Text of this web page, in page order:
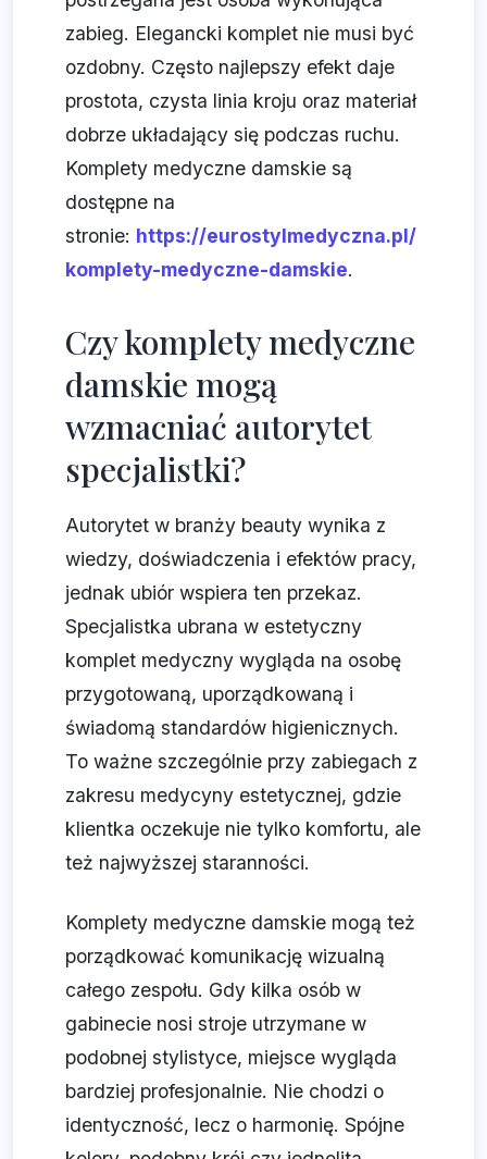
zabieg. Elegancki komplet nie musi być
ozdobny. Często najlepszy efekt daje
prostota, czysta linia kroju oraz materiał
dobrze układający się podczas ruchu.
Komplety medyczne damskie są
dostępne na
stronie: https://eurostylmedyczna.pl/
komplety-medyczne-damskie.
Czy komplety medyczne
damskie mogą
wzmacniać autorytet
specjalistki?
Autorytet w branży beauty wynika z
wiedzy, doświadczenia i efektów pracy,
jednak ubiór wspiera ten przekaz.
Specjalistka ubrana w estetyczny
komplet medyczny wygląda na osobę
przygotowaną, uporządkowaną i
świadomą standardów higienicznych.
To ważne szczególnie przy zabiegach z
zakresu medycyny estetycznej, gdzie
klientka oczekuje nie tylko komfortu, ale
też najwyższej staranności.
Komplety medyczne damskie mogą też
porządkować komunikację wizualną
całego zespołu. Gdy kilka osób w
gabinecie nosi stroje utrzymane w
podobnej stylistyce, miejsce wygląda
bardziej profesjonalnie. Nie chodzi o
identyczność, lecz o harmonię. Spójne